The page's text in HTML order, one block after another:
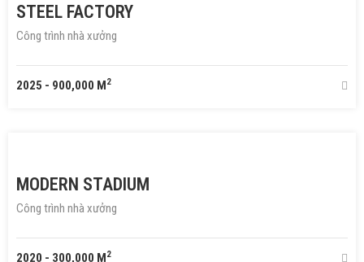
STEEL FACTORY
Công trình nhà xưởng
2025 - 900,000 M2
MODERN STADIUM
Công trình nhà xưởng
2020 - 300,000 M2